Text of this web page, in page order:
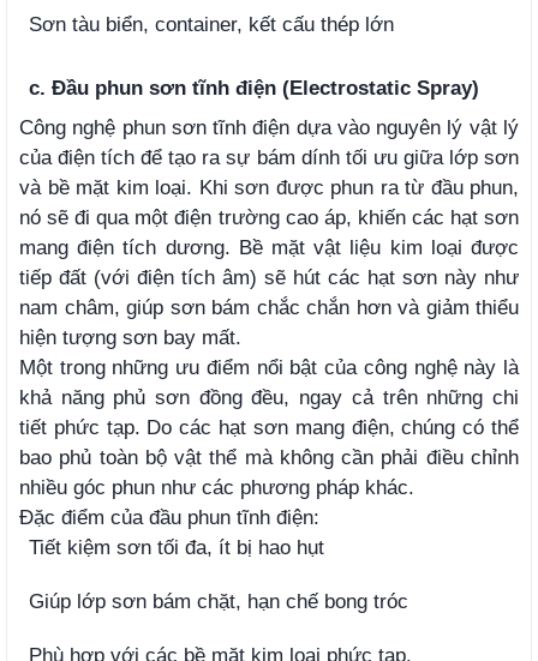
Sơn tàu biển, container, kết cấu thép lớn
c. Đầu phun sơn tĩnh điện (Electrostatic Spray)
Công nghệ phun sơn tĩnh điện dựa vào nguyên lý vật lý
của điện tích để tạo ra sự bám dính tối ưu giữa lớp sơn
và bề mặt kim loại. Khi sơn được phun ra từ đầu phun,
nó sẽ đi qua một điện trường cao áp, khiến các hạt sơn
mang điện tích dương. Bề mặt vật liệu kim loại được
tiếp đất (với điện tích âm) sẽ hút các hạt sơn này như
nam châm, giúp sơn bám chắc chắn hơn và giảm thiểu
hiện tượng sơn bay mất.
Một trong những ưu điểm nổi bật của công nghệ này là
khả năng phủ sơn đồng đều, ngay cả trên những chi
tiết phức tạp. Do các hạt sơn mang điện, chúng có thể
bao phủ toàn bộ vật thể mà không cần phải điều chỉnh
nhiều góc phun như các phương pháp khác.
Đặc điểm của đầu phun tĩnh điện:
Tiết kiệm sơn tối đa, ít bị hao hụt
Giúp lớp sơn bám chặt, hạn chế bong tróc
Phù hợp với các bề mặt kim loại phức tạp.